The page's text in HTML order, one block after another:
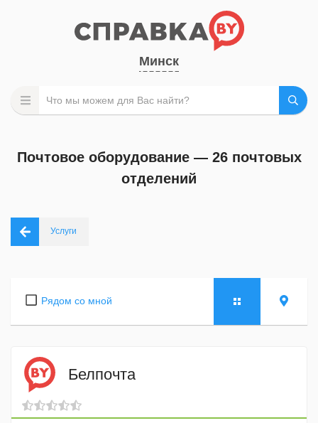
Минск
Почтовое оборудование — 26 почтовых
отделений
Услуги
Рядом со мной
Белпочта